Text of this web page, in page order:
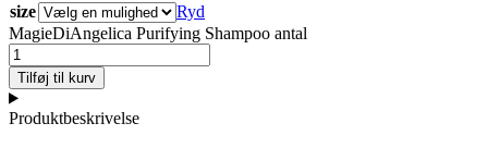
size
Ryd
MagieDiAngelica Purifying Shampoo antal
Tilføj til kurv
Produktbeskrivelse